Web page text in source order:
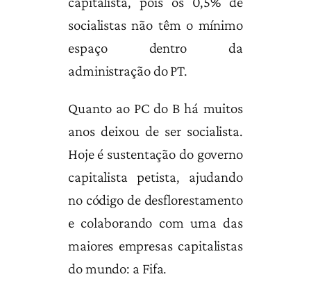
socialistas não têm o mínimo
espaço dentro da
administração do PT.
Quanto ao PC do B há muitos
anos deixou de ser socialista.
Hoje é sustentação do governo
capitalista petista, ajudando
no código de desflorestamento
e colaborando com uma das
maiores empresas capitalistas
do mundo: a Fifa.